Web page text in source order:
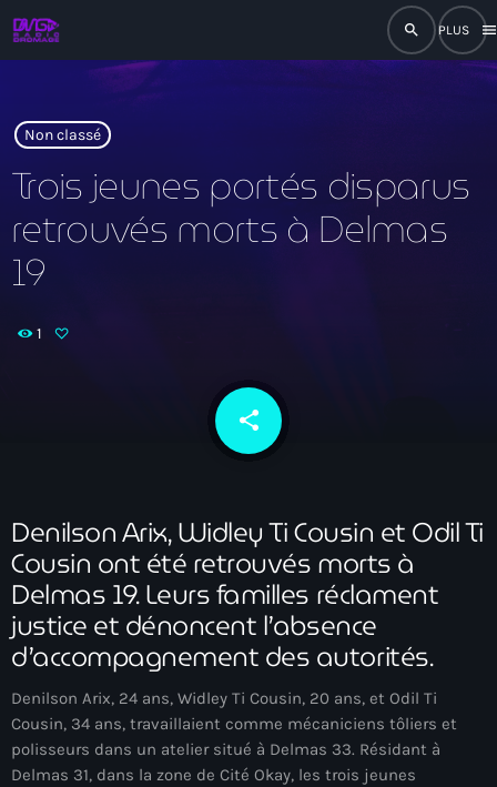
search
menu
close
play_arrow RADIO DROMAGE
À Propos
TV Direct
Actualités
Blog Grid Sidebar
Contact
Non classé
Trois jeunes portés disparus
retrouvés morts à Delmas
19
1
share
email
Denilson Arix, Widley Ti Cousin et Odil Ti
Cousin ont été retrouvés morts à
Delmas 19. Leurs familles réclament
justice et dénoncent l’absence
d’accompagnement des autorités.
Denilson Arix, 24 ans, Widley Ti Cousin, 20 ans, et Odil Ti
Cousin, 34 ans, travaillaient comme mécaniciens tôliers et
polisseurs dans un atelier situé à Delmas 33. Résidant à
Delmas 31, dans la zone de Cité Okay, les trois jeunes